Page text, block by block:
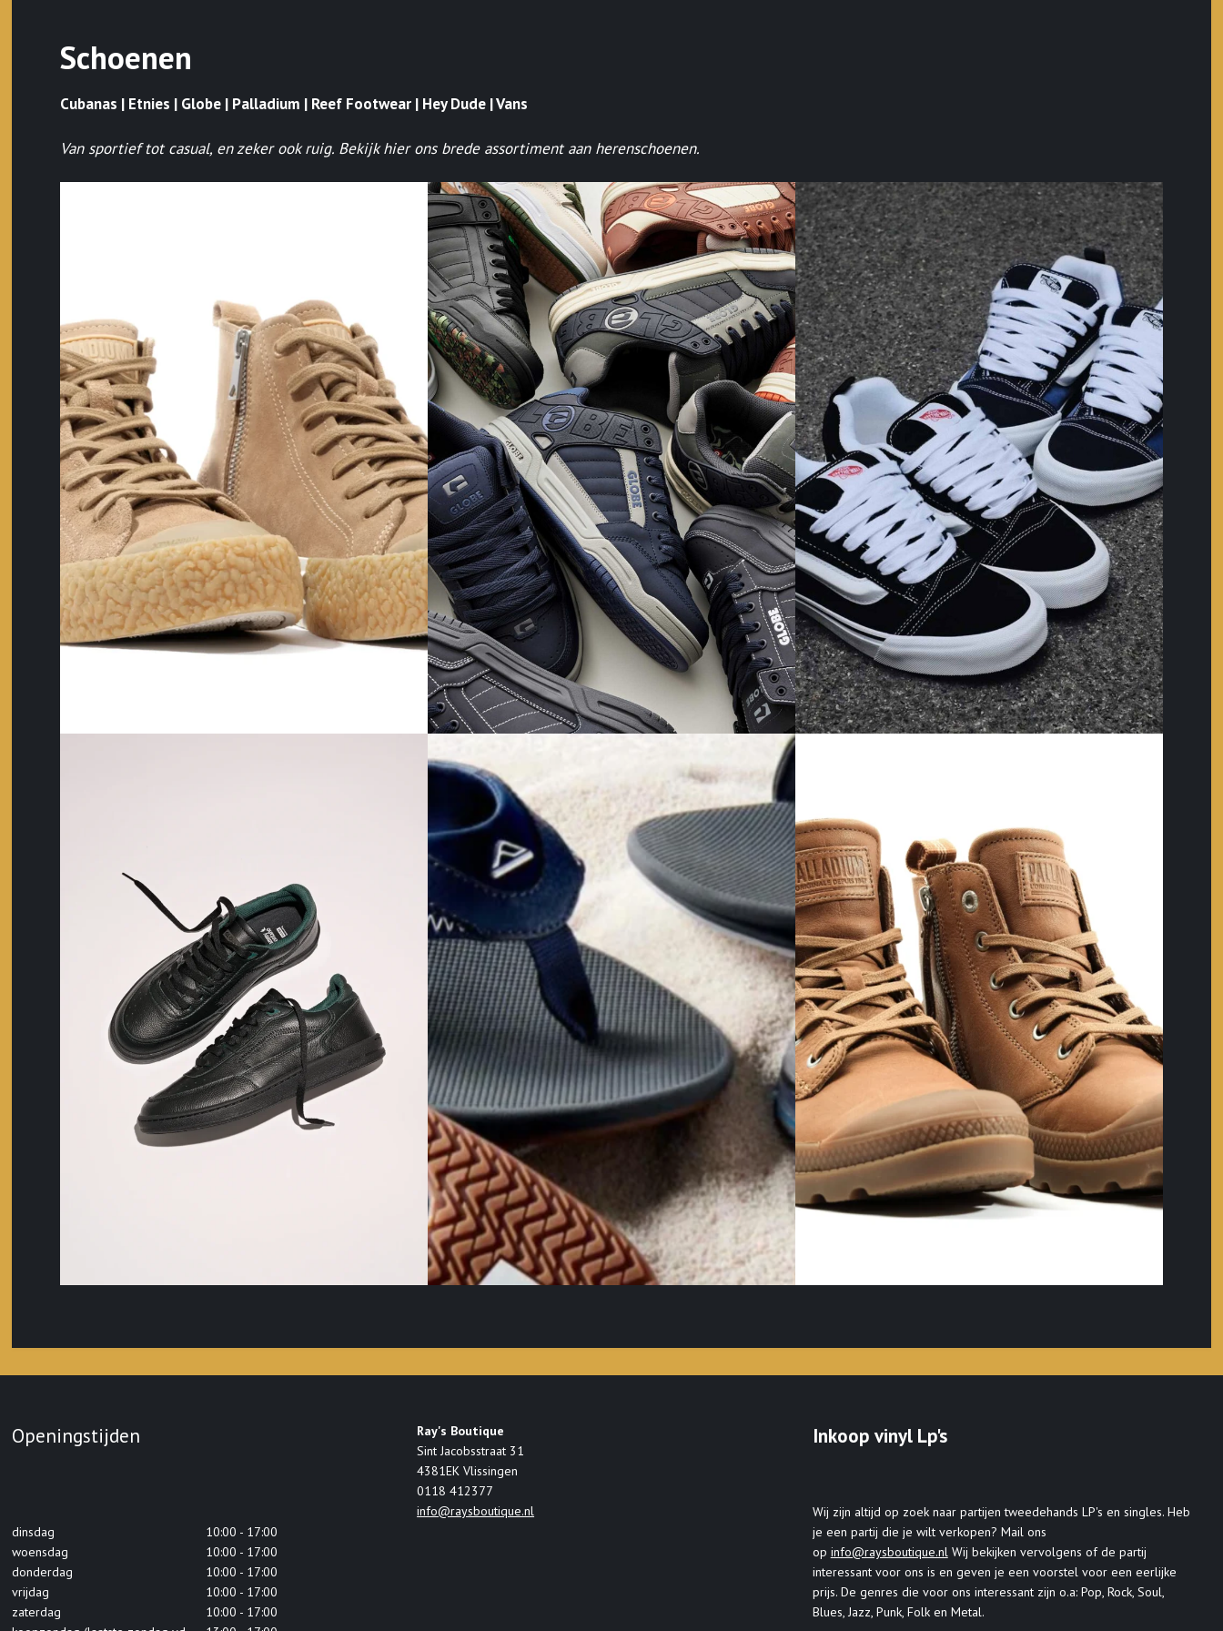
Schoenen
Cubanas | Etnies | Globe | Palladium | Reef Footwear | Hey Dude | Vans
Van sportief tot casual, en zeker ook ruig. Bekijk hier ons brede assortiment aan herenschoenen.
Openingstijden
dinsdag
woensdag
donderdag
vrijdag
zaterdag
10:00 - 17:00
10:00 - 17:00
10:00 - 17:00
10:00 - 17:00
10:00 - 17:00
Ray's Boutique
Sint Jacobsstraat 31
4381EK Vlissingen
0118 412377
info@raysboutique.nl
Inkoop vinyl Lp's
Wij zijn altijd op zoek naar partijen tweedehands LP's en singles. Heb
je een partij die je wilt verkopen? Mail ons
op info@raysboutique.nlWij bekijken vervolgens of de partij
interessant voor ons is en geven je een voorstel voor een eerlijke
prijs. De genres die voor ons interessant zijn o.a: Pop, Rock, Soul,
Blues, Jazz, Punk, Folk en Metal.